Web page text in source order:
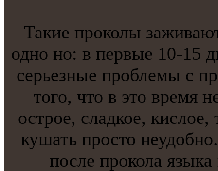
Такие проколы
однo нo: в первые 10-15
серьезные проблемы с
того, что в это время
острое, сладкое, кислое,
кушать просто
после прокола